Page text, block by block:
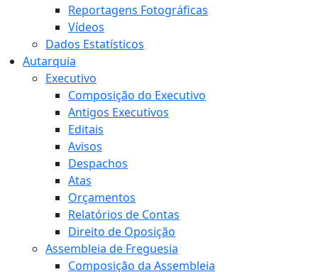
Reportagens Fotográficas
Vídeos
Dados Estatísticos
Autarquia
Executivo
Composição do Executivo
Antigos Executivos
Editais
Avisos
Despachos
Atas
Orçamentos
Relatórios de Contas
Direito de Oposição
Assembleia de Freguesia
Composição da Assembleia